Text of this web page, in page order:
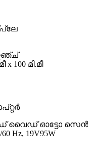
x 100 മി.മീ
വൈഡ് ഓട്ടോ
60 Hz, 19V95W